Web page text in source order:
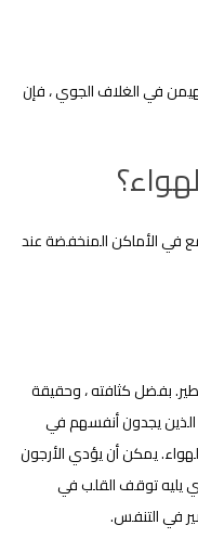
في الغلاف الجوي ، فإن
بحوالي 1.5 مرة. يتجمع في الأماكن المنخفضة عند
بفضل كثافته ، وحقيقة
الذين يجدون أنفسهم في
يمكن أن يؤدي الأرجون
يليه توقف القلب في
في التنفس.